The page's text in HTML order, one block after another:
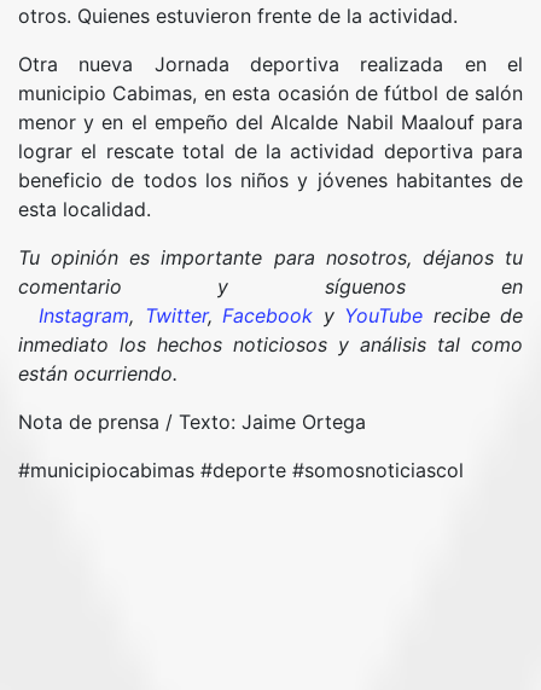
otros. Quienes estuvieron frente de la actividad.
Otra nueva Jornada deportiva realizada en el
municipio Cabimas, en esta ocasión de fútbol de salón
menor y en el empeño del Alcalde Nabil Maalouf para
lograr el rescate total de la actividad deportiva para
beneficio de todos los niños y jóvenes habitantes de
esta localidad.
Tu opinión es importante para nosotros, déjanos tu
comentario y síguenos en
Instagram, Twitter, Facebook y YouTube recibe de
inmediato los hechos noticiosos y análisis tal como
están ocurriendo.
Nota de prensa / Texto: Jaime Ortega
#municipiocabimas #deporte #somosnoticiascol